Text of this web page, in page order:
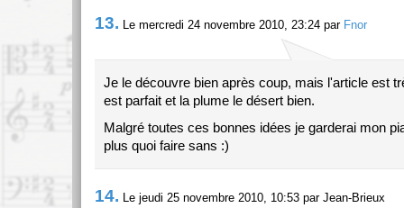
13. Le mercredi 24 novembre 2010, 23:24 par Fnor
Je le découvre bien après coup, mais l'article est
est parfait et la plume le désert bien.
Malgré toutes ces bonnes idées je garderai mon
plus quoi faire sans :)
14. Le jeudi 25 novembre 2010, 10:53 par Jean-Brieux